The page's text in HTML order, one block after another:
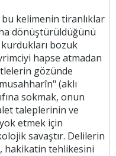
kelimenin tiranlıklar
dönüştürüldüğünü
bozuk
hapse atmadan
gözünde
(aklı
sokmak, onun
taleplerinin ve
etmek için
savaştır. Delilerin
hakikatin tehlikesini